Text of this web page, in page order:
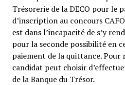
Trésorerie de la DECO pour le
d’inscription au concours
est dans l’incapacité de s’y
pour la seconde possibilité en
paiement de la quittance. Pour
candidat peut choisir
de la Banque du Trésor.